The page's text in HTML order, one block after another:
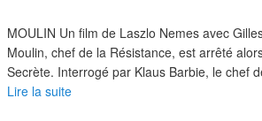
MOULIN Un film de Laszlo Nemes avec
Moulin, chef de la Résistance, est arrêté
Secrète. Interrogé par Klaus Barbie, le chef
Lire la suite